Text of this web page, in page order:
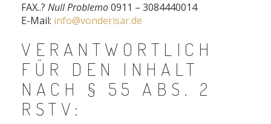
FAX..? Null Problemo0911 – 3084440014
E-Mail: info@vonderisar.de
VERANTWORTLICH
FÜR DEN INHALT
NACH § 55 ABS. 2
RSTV: